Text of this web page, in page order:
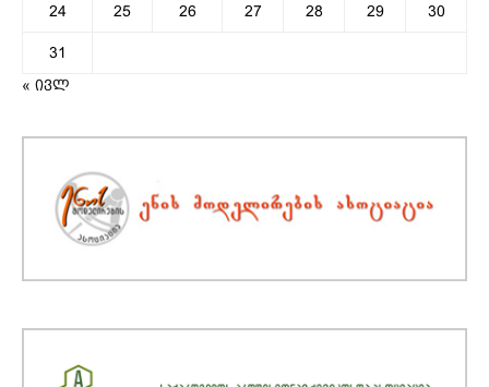
24 25 26 27 28 29 30
31
« ივლ